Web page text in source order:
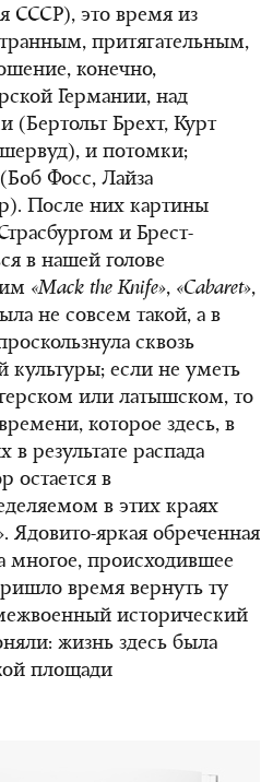
СССР), это время из
притягательным,
конечно,
Германии, над
(Бертольт Брехт, Курт
и потомки;
Фосс, Лайза
После них картины
и Брест-
в нашей голове
«Mack the Knife», «Cabaret»,
не совсем такой, а в
сквозь
культуры; если не уметь
или латышском, то
которое здесь, в
результате распада
в
в этих краях
Ядовито-яркая обреченная
многое, происходившее
время вернуть ту
исторический
жизнь здесь была
площади